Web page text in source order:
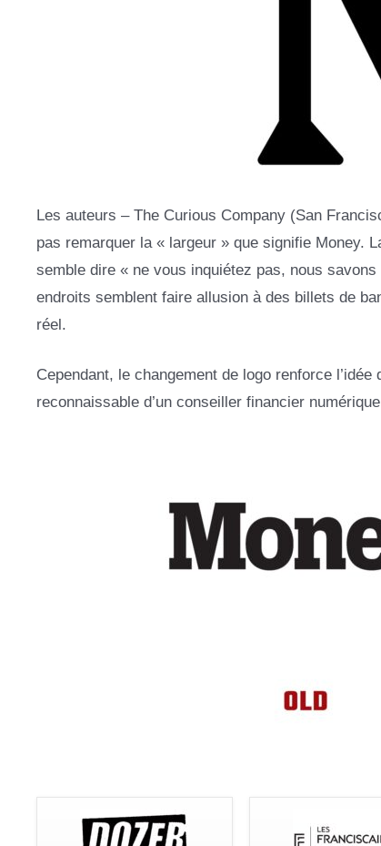
Les auteurs – The Curious Company (San
pas remarquer la « largeur » ​​que signifie Money.
semble dire « ne vous inquiétez pas, nous
endroits semblent faire allusion à des billets de
réel.
Cependant, le changement de logo renforce
reconnaissable d’un conseiller financier